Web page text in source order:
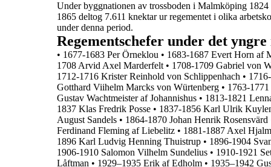
Under byggnationen av trossboden i Malmköping
1865 deltog 7.611 knektarur regementet i olika
under denna period.
Regementschefer under det
• 1677-1683 Per Örneklou • 1683-1687 Evert Horn af
1708 Arvid Axel Marderfelt • 1708-1709 Gabriel von
1712-1716 Krister Reinhold von Schlippenhach •
Gotthard Viihelm Marcks von Würtenberg • 1763-
Gustav Wachtmeister af Johannishus • 1813-1821
1837 Klas Fredrik Posse • 1837-1856 Karl Ulrik
August Sandels • 1864-1870 Johan Henrik Rosensvärd
Ferdinand Fleming af Liebelitz • 1881-1887 Axel
1896 Karl Ludvig Henning Thuistrup • 1896-1904
1906-1910 Salomon Vilhelm Sundelius • 1910-1921
Låftman • 1929–1935 Erik af Edholm • 1935–1942